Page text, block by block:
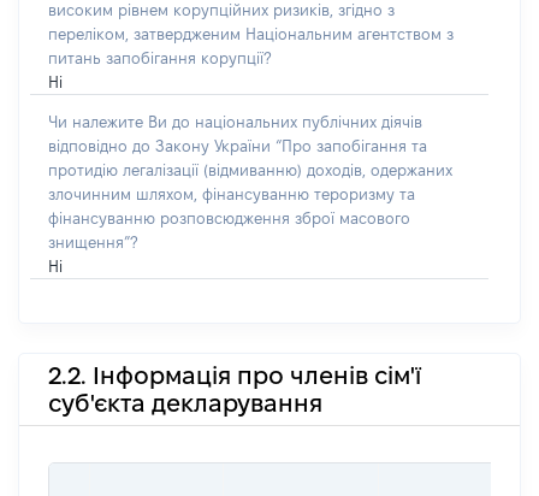
високим рівнем корупційних ризиків, згідно з
переліком, затвердженим Національним агентством з
питань запобігання корупції?
Ні
Чи належите Ви до національних публічних діячів
відповідно до Закону України “Про запобігання та
протидію легалізації (відмиванню) доходів, одержаних
злочинним шляхом, фінансуванню тероризму та
фінансуванню розповсюдження зброї масового
знищення”?
Ні
2.2. Інформація про членів сім'ї
суб'єкта декларування